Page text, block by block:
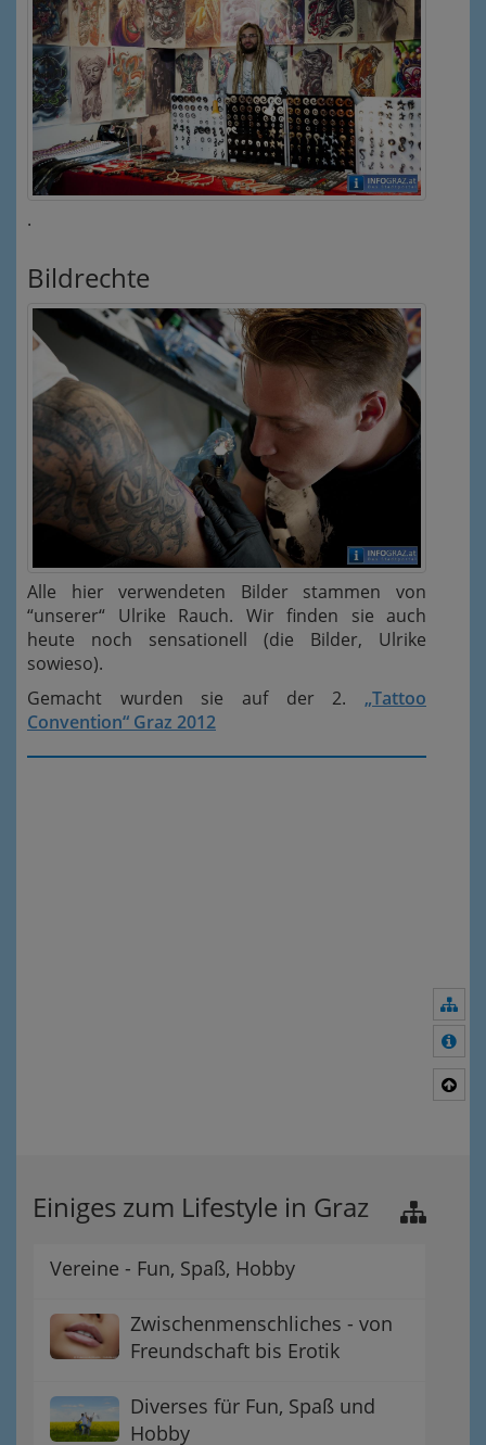
.
Bildrechte
Alle hier verwendeten Bilder stammen von
“unserer“ Ulrike Rauch. Wir finden sie auch
heute noch sensationell (die Bilder, Ulrike
sowieso).
Gemacht wurden sie auf der 2. „Tattoo
Convention“ Graz 2012
Einiges zum Lifestyle in Graz
Vereine - Fun, Spaß, Hobby
Zwischenmenschliches - von
Freundschaft bis Erotik
Diverses für Fun, Spaß und
Hobby